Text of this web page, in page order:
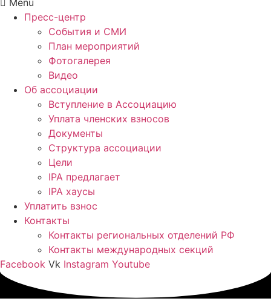
Menu
Пресс-центр
События и СМИ
План мероприятий
Фотогалерея
Видео
Об ассоциации
Вступление в Ассоциацию
Уплата членских взносов
Документы
Структура ассоциации
Цели
IPA предлагает
IPA хаусы
Уплатить взнос
Контакты
Контакты региональных отделений РФ
Контакты международных секций
Facebook Vk Instagram Youtube